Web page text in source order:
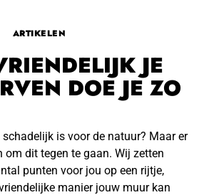
ARTIKELEN
JE
DOE JE ZO
is voor de natuur? Maar er
om dit tegen te gaan. Wij zetten
punten voor jou op een rijtje,
manier jouw muur kan